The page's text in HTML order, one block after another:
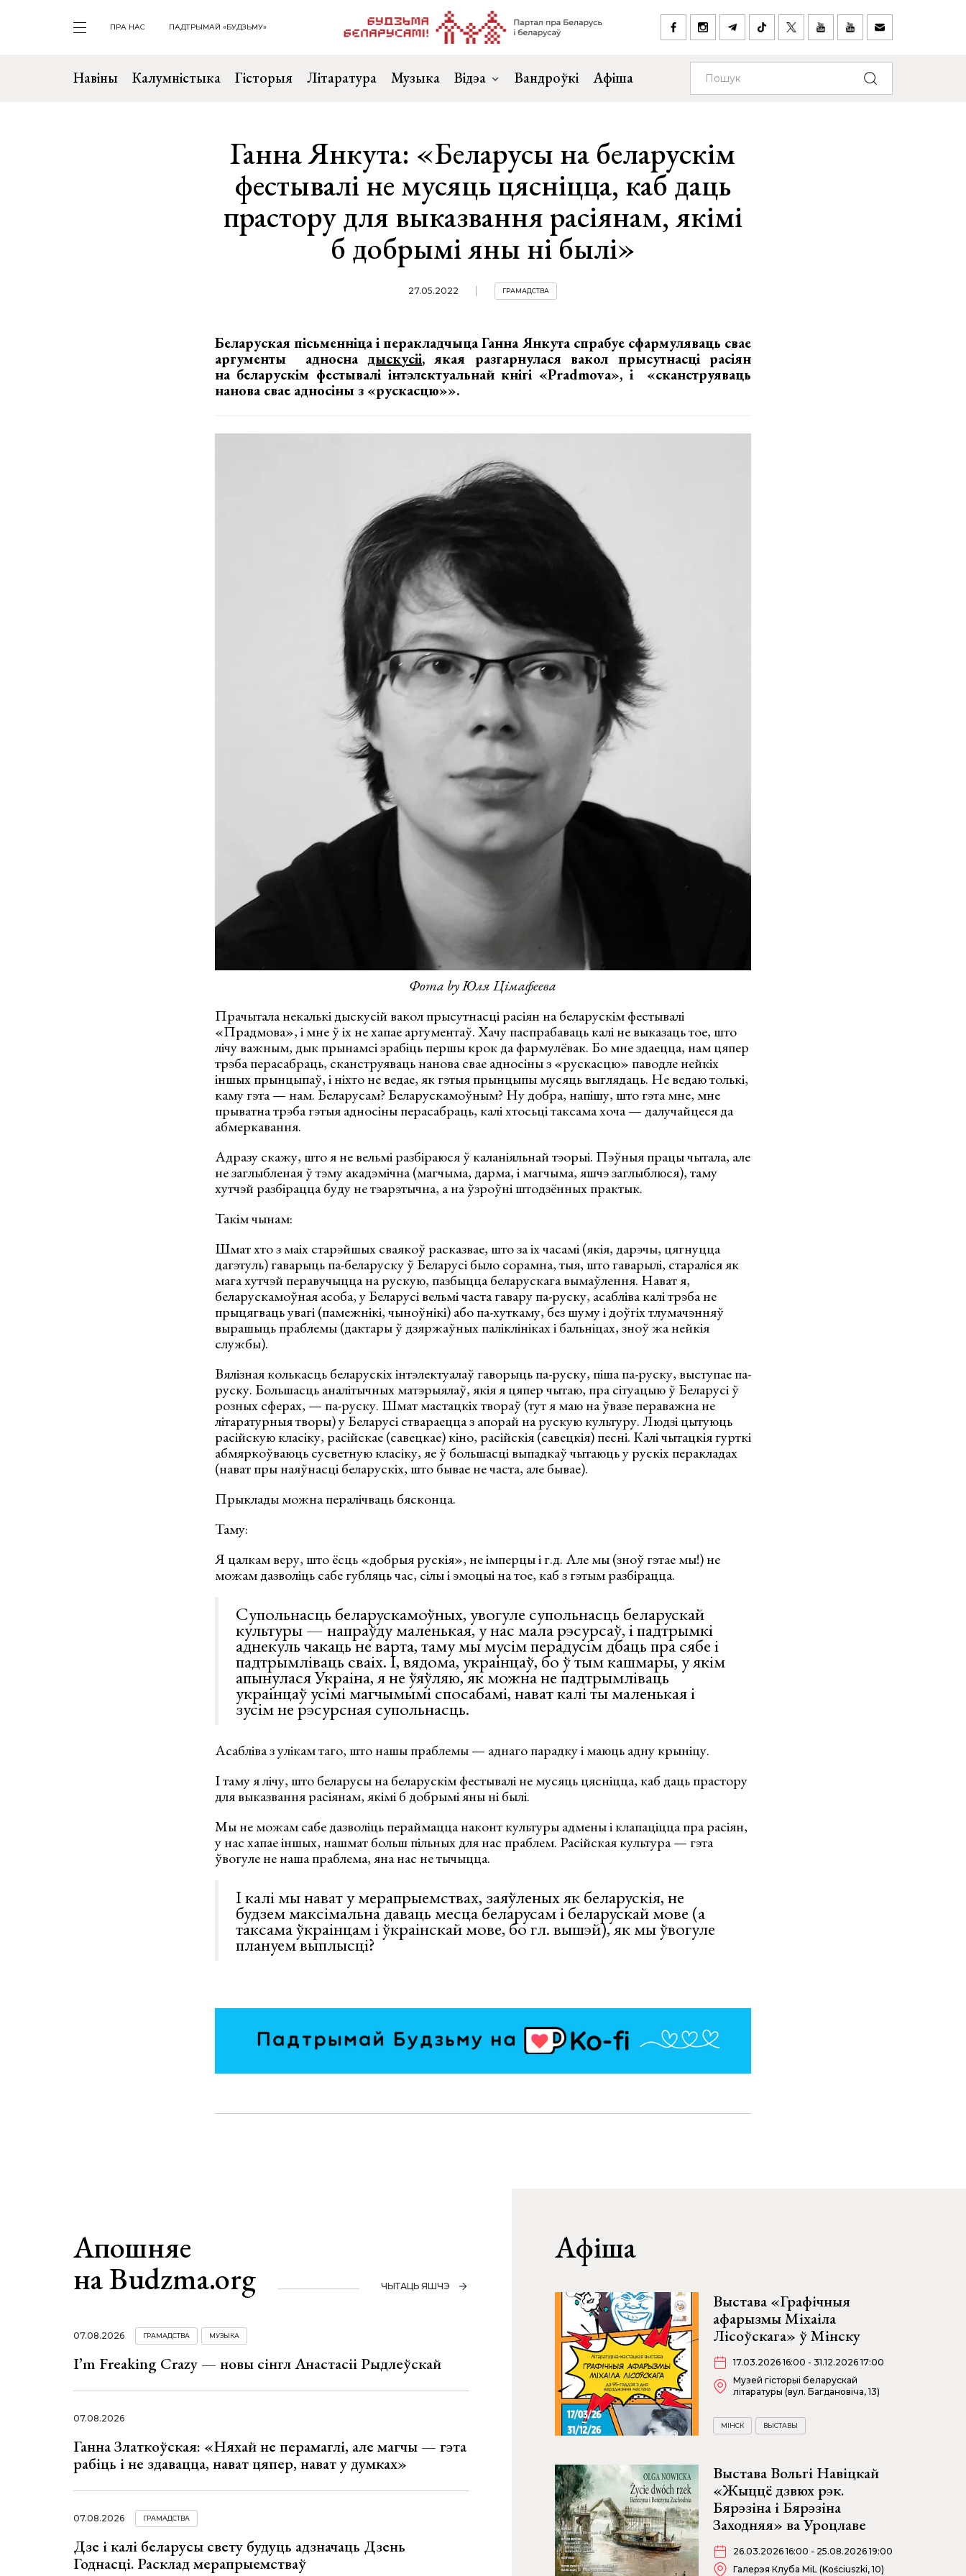
ПРА НАС ПАДТРЫМАЙ «БУДЗЬМУ»
Навіны Калумністыка Гісторыя Літаратура Музыка Відэа Вандроўкі Афіша
Ганна Янкута: «Беларусы на беларускім
фестывалі не мусяць цясніцца, каб даць
прастору для выказвання расіянам, якімі
б добрымі яны ні былі»
27.05.2022 ГРАМАДСТВА
Беларуская пісьменніца і перакладчыца Ганна Янкута спрабуе сфармуляваць свае
аргументы адноснадыскусіі, якая разгарнулася вакол прысутнасці расіян
на беларускім фестывалі інтэлектуальнай кнігі «Pradmova», і «сканструяваць
нанова свае адносіны з «рускасцю»».
Фота by Юля Цімафеева
Прачытала некалькі дыскусій вакол прысутнасці расіян на беларускім фестывалі
«Прадмова», і мне ў іх не хапае аргументаў. Хачу паспрабаваць калі не выказаць тое, што
лічу важным, дык прынамсі зрабіць першы крок да фармулёвак. Бо мне здаецца, нам цяпер
трэба перасабраць, сканструяваць нанова свае адносіны з «рускасцю» паводле нейкіх
іншых прынцыпаў, і ніхто не ведае, як гэтыя прынцыпы мусяць выглядаць. Не ведаю толькі,
каму гэта — нам. Беларусам? Беларускамоўным? Ну добра, напішу, што гэта мне, мне
прыватна трэба гэтыя адносіны перасабраць, калі хтосьці таксама хоча — далучайцеся да
абмеркавання.
Адразу скажу, што я не вельмі разбіраюся ў каланіяльнай тэорыі. Пэўныя працы чытала, але
не заглыбленая ў тэму акадэмічна (магчыма, дарма, і магчыма, яшчэ заглыблюся), таму
хутчэй разбірацца буду не тэарэтычна, а на ўзроўні штодзённых практык.
Такім чынам:
Шмат хто з маіх старэйшых сваякоў расказвае, што за іх часамі (якія, дарэчы, цягнуцца
дагэтуль) гаварыць па-беларуску ў Беларусі было сорамна, тыя, што гаварылі, стараліся як
мага хутчэй перавучыцца на рускую, пазбыцца беларускага вымаўлення. Нават я,
беларускамоўная асоба, у Беларусі вельмі часта гавару па-руску, асабліва калі трэба не
прыцягваць увагі (памежнікі, чыноўнікі) або па-хуткаму, без шуму і доўгіх тлумачэнняў
вырашыць праблемы (дактары ў дзяржаўных паліклініках і бальніцах, зноў жа нейкія
службы).
Вялізная колькасць беларускіх інтэлектуалаў гаворыць па-руску, піша па-руску, выступае па-
руску. Большасць аналітычных матэрыялаў, якія я цяпер чытаю, пра сітуацыю ў Беларусі ў
розных сферах, — па-руску. Шмат мастацкіх твораў (тут я маю на ўвазе пераважна не
літаратурныя творы) у Беларусі ствараецца з апорай на рускую культуру. Людзі цытуюць
расійскую класіку, расійскае (савецкае) кіно, расійскія (савецкія) песні. Калі чытацкія гурткі
абмяркоўваюць сусветную класіку, яе ў большасці выпадкаў чытаюць у рускіх перакладах
(нават пры наяўнасці беларускіх, што бывае не часта, але бывае).
Прыклады можна пералічваць бясконца.
Таму:
Я цалкам веру, што ёсць «добрыя рускія», не імперцы і г.д. Але мы (зноў гэтае мы!) не
можам дазволіць сабе губляць час, сілы і эмоцыі на тое, каб з гэтым разбірацца.
Супольнасць беларускамоўных, увогуле супольнасць беларускай
культуры — напраўду маленькая, у нас мала рэсурсаў, і падтрымкі
аднекуль чакаць не варта, таму мы мусім перадусім дбаць пра сябе і
падтрымліваць сваіх. І, вядома, украінцаў, бо ў тым кашмары, у якім
апынулася Украіна, я не ўяўляю, як можна не падтрымліваць
украінцаў усімі магчымымі спосабамі, нават калі ты маленькая і
зусім не рэсурсная супольнасць.
Асабліва з улікам таго, што нашы праблемы — аднаго парадку і маюць адну крыніцу.
І таму я лічу, што беларусы на беларускім фестывалі не мусяць цясніцца, каб даць прастору
для выказвання расіянам, якімі б добрымі яны ні былі.
Мы не можам сабе дазволіць пераймацца наконт культуры адмены і клапаціцца пра расіян,
у нас хапае іншых, нашмат больш пільных для нас праблем. Расійская культура — гэта
ўвогуле не наша праблема, яна нас не тычыцца.
І калі мы нават у мерапрыемствах, заяўленых як беларускія, не
будзем максімальна даваць месца беларусам і беларускай мове (а
таксама ўкраінцам і ўкраінскай мове, бо гл. вышэй), як мы ўвогуле
плануем выплысці?
Апошняе
на Budzma.org
ЧЫТАЦЬ ЯШЧЭ
07.08.2026 ГРАМАДСТВА МУЗЫКА
I’m Freaking Crazy — новы сінгл Анастасіі Рыдлеўскай
07.08.2026
Ганна Златкоўская: «Няхай не перамаглі, але магчы — гэта
рабіць і не здавацца, нават цяпер, нават у думках»
07.08.2026 ГРАМАДСТВА
Дзе і калі беларусы свету будуць адзначаць Дзень
Годнасці. Расклад мерапрыемстваў
Афіша
Выстава «Графічныя
афарызмы Міхаіла
Лісоўскага» ў Мінску
17.03.2026 16:00 - 31.12.2026 17:00
Музей гісторыі беларускай
літаратуры (вул. Багдановіча, 13)
МІНСК ВЫСТАВЫ
Выстава Вольгі Навіцкай
«Жыццё дзвюх рэк.
Бярэзіна і Бярэзіна
Заходняя» ва Уроцлаве
26.03.2026 16:00 - 25.08.2026 19:00
Галерэя Клуба MiL (Kościuszki, 10)